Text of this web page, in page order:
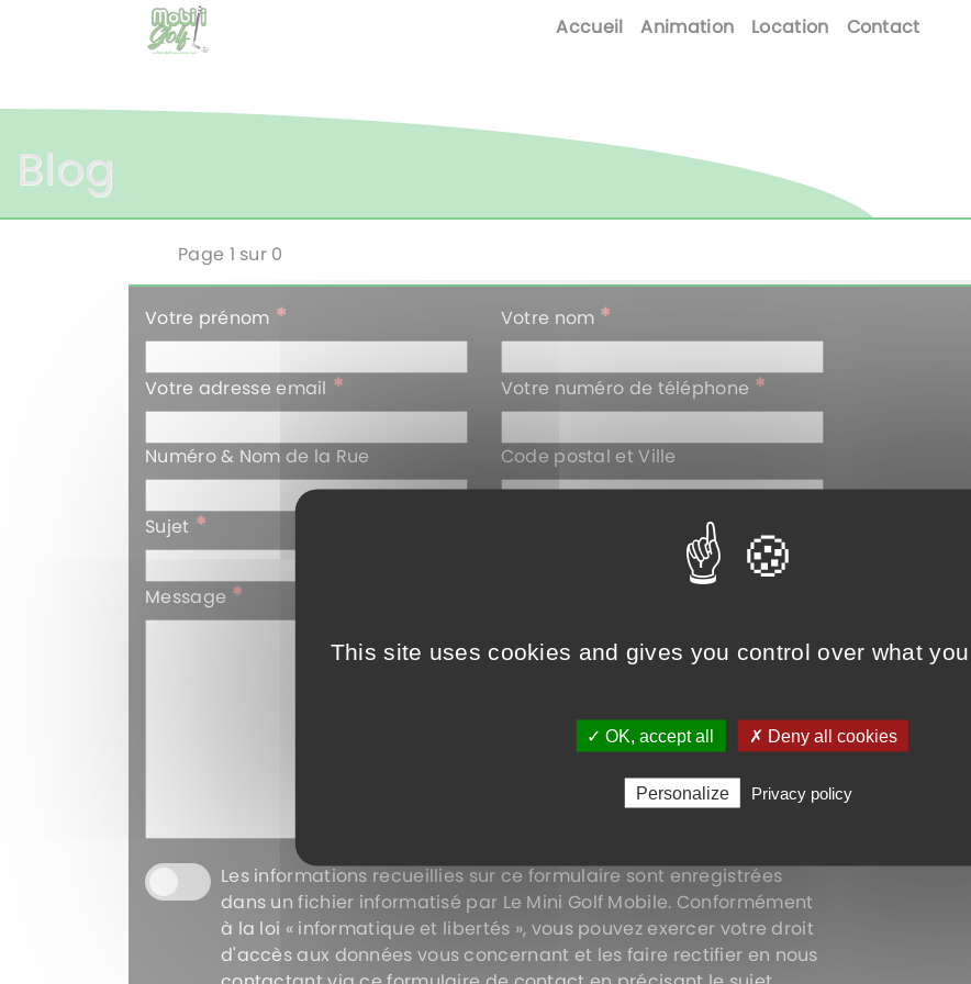
Accueil Animation Location Contact
Blog
Page 1 sur 0
Votre prénom * Votre nom *
Votre adresse email * Votre numéro de téléphone *
Numéro & Nom de la Rue Code postal et Ville
Sujet *
Message *
Les informations recueillies sur ce formulaire sont enregistrées
dans un fichier informatisé par Le Mini Golf Mobile. Conformément
à la loi « informatique et libertés », vous pouvez exercer votre droit
d'accès aux données vous concernant et les faire rectifier en nous
This site uses cookies and gives you control over what
✓ OK, accept all ✗ Deny all cookies
Personalize Privacy policy